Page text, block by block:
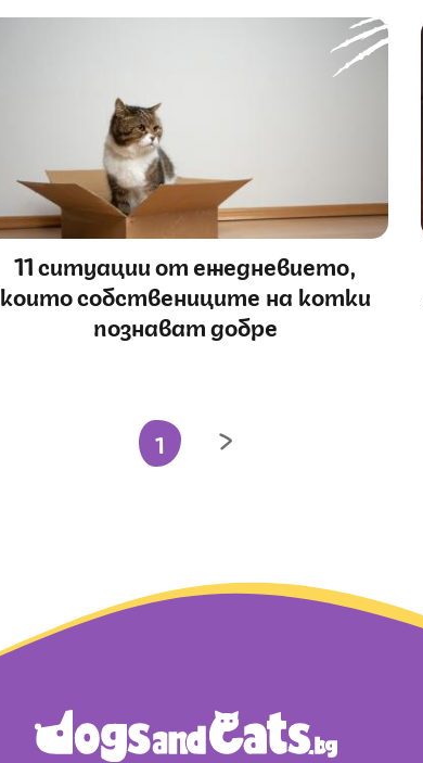
11 ситуации от ежедневието,
които собствениците на котки
познават добре
1